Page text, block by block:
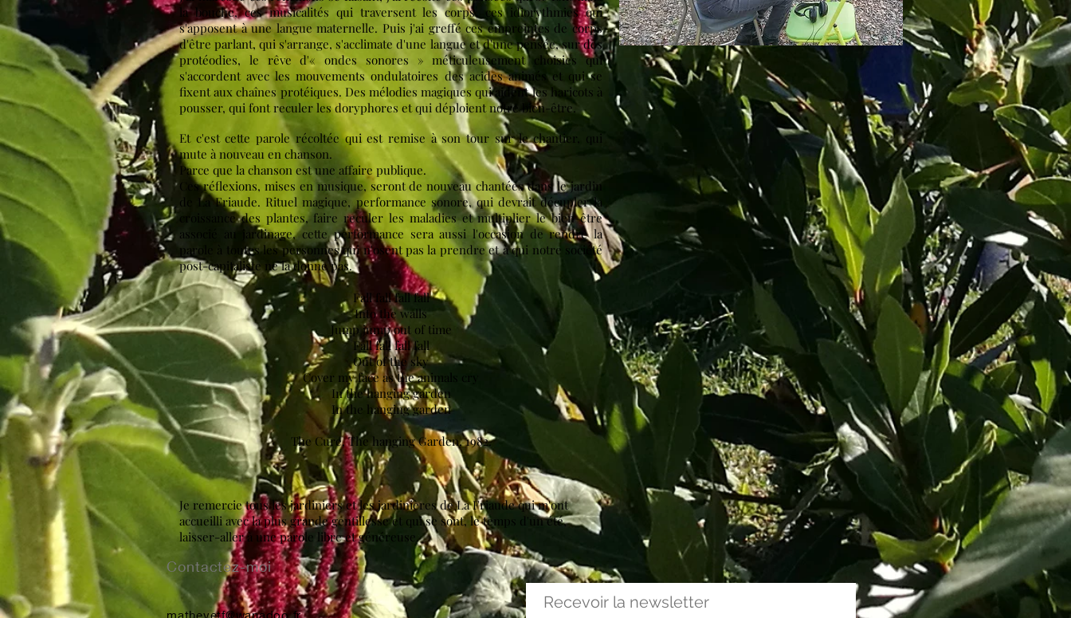
la bouche, ces musicalités qui traversent les corps, ces idiorythmies qui
s'apposent à une langue maternelle. Puis j'ai greffé ces empreintes de corps
d'être parlant, qui s'arrange, s'acclimate d'une langue et d'une pensée, sur des
protéodies, le rêve d'« ondes sonores » méticuleusement choisies qui
s'accordent avec les mouvements ondulatoires des acides animés et qui se
fixent aux chaînes protéiques. Des mélodies magiques qui aident les haricots à
pousser, qui font reculer les doryphores et qui déploient notre bien-être.
Et c'est cette parole récoltée qui est remise à son tour sur le chantier, qui
mute à nouveau en chanson.
Parce que la chanson est une affaire publique.
Ces réflexions, mises en musique, seront de nouveau chantées dans le jardin
de La Friaude. Rituel magique, performance sonore, qui devrait décupler la
croissance des plantes, faire reculer les maladies et multiplier le bien-être
associé au jardinage, cette performance sera aussi l'occasion de rendre la
parole à toutes les personnes qui n'osent pas la prendre et à qui notre société
post-capitaliste ne la donne pas.
Fall fall fall fall
Into the walls
Jump jump out of time
Fall fall fall fall
Out of the sky
Cover my face as the animals cry
In the hanging garden
In the hanging garden
The Cure, The hanging Garden, 1982.
Je remercie tous les jardiniers et les jardinières de La Friaude qui m'ont
accueilli avec la plus grande gentillesse et qui se sont, le temps d'un été,
laisser-aller à une parole libre et généreuse.
Contactez-moi
mathevetf@wanadoo.fr
Recevoir la newsletter